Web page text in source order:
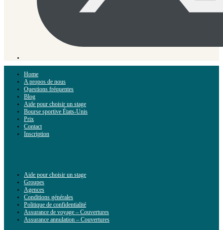
Home
A propos de nous
Questions fréquentes
Blog
Aide pour choisir un stage
Bourse sportive États-Unis
Prix
Contact
Inscription
Aide pour choisir un stage
Groupes
Agences
Conditions générales
Politique de confidentialité
Assurance de voyage – Couvertures
Assurance annulation – Couvertures